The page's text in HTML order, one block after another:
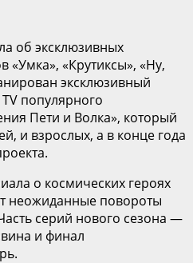
об эксклюзивных
«Умка», «Крутиксы», «Ну,
эксклюзивный
популярного
Пети и Волка», который
и взрослых, а в конце года
о космических героях
неожиданные повороты
серий нового сезона —
и финал